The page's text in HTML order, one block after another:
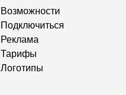
Возможности
Подключиться
Реклама
Тарифы
Логотипы